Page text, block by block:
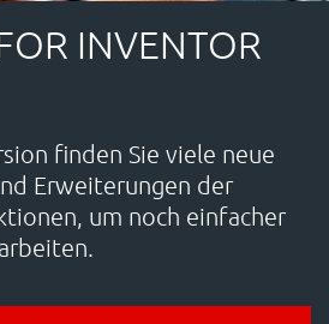
0 E-Mail:info-de@nti-
INVENTOR
finden Sie viele neue
Erweiterungen der
um noch einfacher